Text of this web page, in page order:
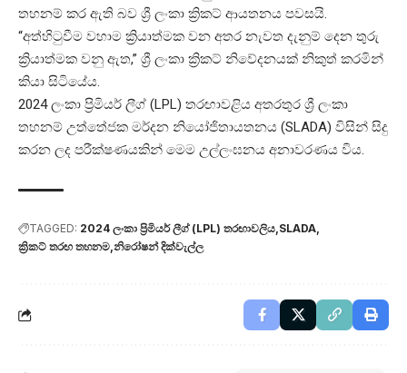
තහනම් කර ඇති බව ශ්‍රී ලංකා ක්‍රිකට් ආයතනය පවසයි.
“අත්හිටුවීම වහාම ක්‍රියාත්මක වන අතර නැවත දැනුම් දෙන තුරු
ක්‍රියාත්මක වනු ඇත,” ශ්‍රී ලංකා ක්‍රිකට් නිවේදනයක් නිකුත් කරමින්
කියා සිටියේය.
2024 ලංකා ප්‍රිමියර් ලීග් (LPL) තරඟාවළිය අතරතුර ශ්‍රී ලංකා
තහනම් උත්තේජක මර්දන නියෝජිතායතනය (SLADA) විසින් සිදු
කරන ලද පරීක්ෂණයකින් මෙම උල්ලංඝනය අනාවරණය විය.
TAGGED: 2024 ලංකා ප්‍රිමියර් ලීග් (LPL) තරඟාවලිය SLADA
ක්‍රිකට් තරඟ තහනම නිරෝෂන් දික්වැල්ල